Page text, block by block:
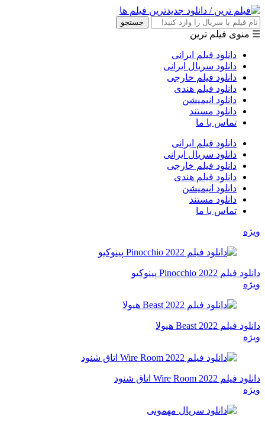
جستجو
☰ منوی فیلم ترین
دانلود فیلم ایرانی
دانلود سریال ایرانی
دانلود فیلم خارجی
دانلود فیلم هندی
دانلود انیمیشن
دانلود مستند
تماس با ما
دانلود فیلم ایرانی
دانلود سریال ایرانی
دانلود فیلم خارجی
دانلود فیلم هندی
دانلود انیمیشن
دانلود مستند
تماس با ما
ویژه
دانلود فیلم Pinocchio 2022 پینوکیو
ویژه
دانلود فیلم Beast 2022 هیولا
ویژه
دانلود فیلم Wire Room 2022 اتاق شنود
ویژه